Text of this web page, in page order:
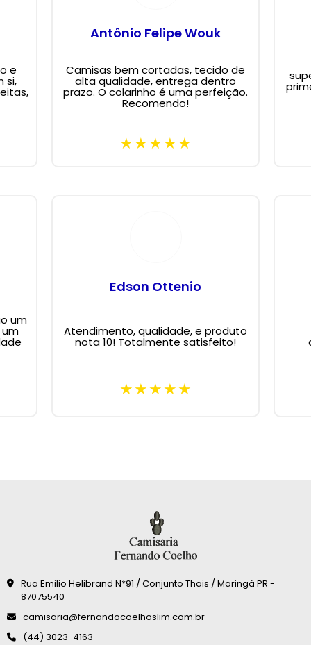
e
si,
Antônio Felipe Wouk
Camisas bem cortadas, tecido de
alta qualidade, entrega dentro
prazo. O colarinho é uma perfeição.
Recomendo!
um
Edson Ottenio
Atendimento, qualidade, e produto
nota 10! Totalmente satisfeito!
Rua Emilio Helibrand N*91 / Conjunto Thais / Maringá PR -
87075540
camisaria@fernandocoelhoslim.com.br
(44) 3023-4163